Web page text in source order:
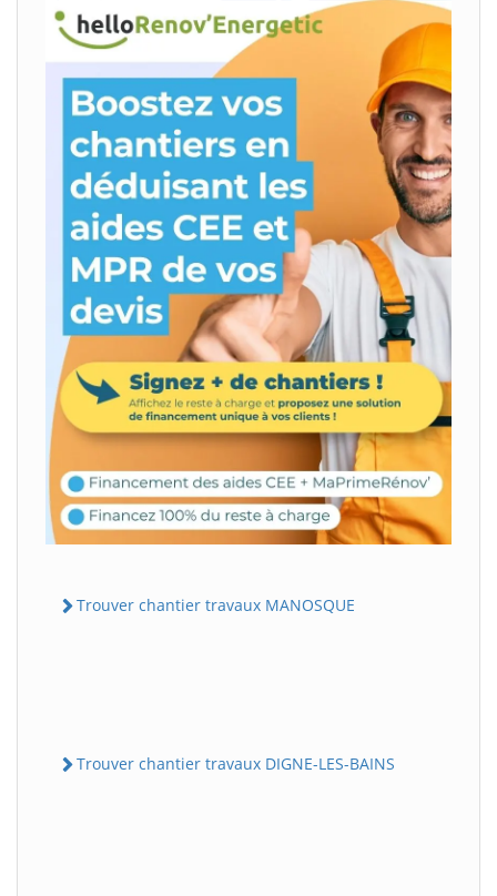
Trouver chantier travaux MANOSQUE
Trouver chantier travaux DIGNE-LES-BAINS